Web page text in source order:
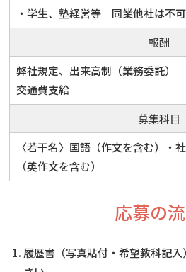
・学生、塾経営等 同業他社は不可
報酬
弊社規定、出来高制（業務委託）
交通費支給
募集科目
〈若干名〉国語（作文を含む）・
（英作文を含む）
応募の
履歴書（写真貼付・希望教科記